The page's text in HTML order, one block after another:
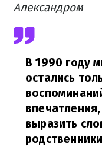
Александром
В 1990 году
остались
выразить